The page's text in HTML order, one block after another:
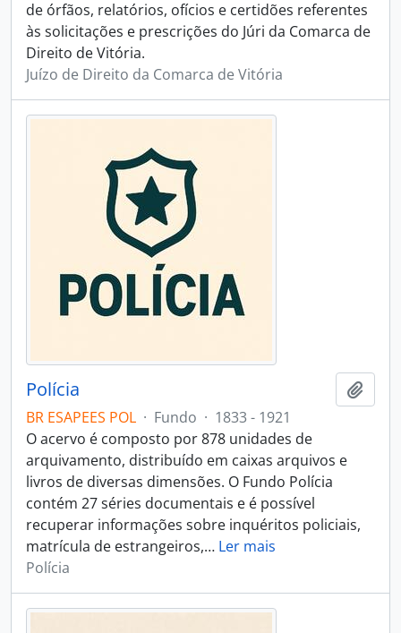
de órfãos, relatórios, ofícios e certidões referentes
às solicitações e prescrições do Júri da Comarca de
Direito de Vitória.
Juízo de Direito da Comarca de Vitória
Polícia
BR ESAPEES POL · Fundo · 1833 - 1921
O acervo é composto por 878 unidades de
arquivamento, distribuído em caixas arquivos e
livros de diversas dimensões. O Fundo Polícia
contém 27 séries documentais e é possível
recuperar informações sobre inquéritos policiais,
matrícula de estrangeiros,… Ler mais
Polícia